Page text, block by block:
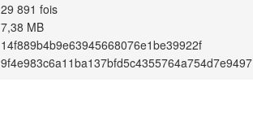
29 891 fois
7,38 MB
14f889b4b9e63945668076e1be39922f
9f4e983c6a11ba137bfd5c4355764a754d7e9497